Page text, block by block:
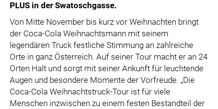
PLUS in der Swatoschgasse.
Von Mitte November bis kurz vor Weihnachten bringt
der Coca-Cola Weihnachtsmann mit seinem
legendären Truck festliche Stimmung an zahlreiche
Orte in ganz Österreich. Auf seiner Tour macht er an 24
Orten Halt und sorgt mit seiner Ankunft für leuchtende
Augen und besondere Momente der Vorfreude. „Die
Coca-Cola Weihnachtstruck-Tour ist für viele
Menschen inzwischen zu einem festen Bestandteil der